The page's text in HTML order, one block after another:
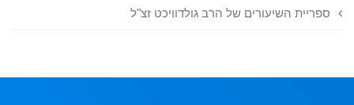
ספריית השיעורים של הרב גולדוויכט זצ"ל